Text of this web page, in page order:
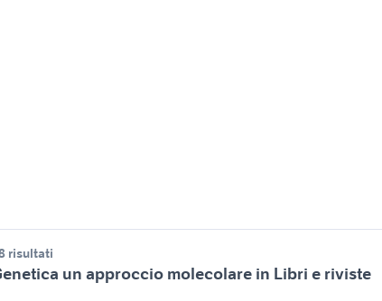
risultati
un approccio molecolare in Libri e riviste